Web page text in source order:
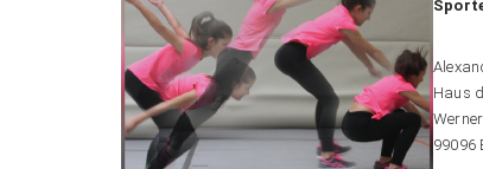
Haus
99096